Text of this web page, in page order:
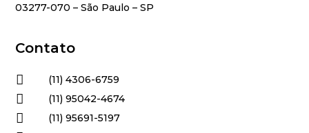
03277-070 – São Paulo – SP
Contato
 (11) 4306-6759
 (11) 95042-4674
 (11) 95691-5197